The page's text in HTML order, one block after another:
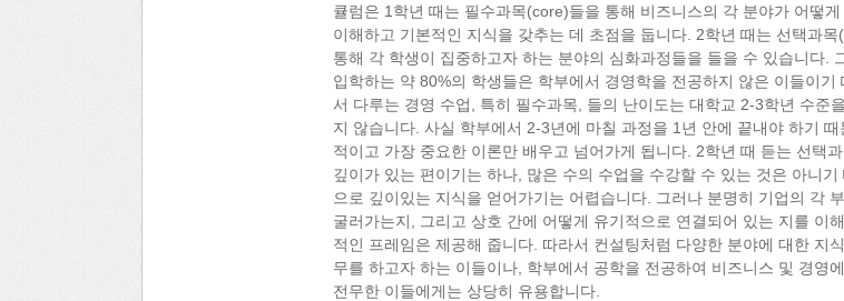
큘럼은 1학년 때는 필수과목(core)들을 통해 비즈니스의 각 분야가 어떻게
이해하고 기본적인 지식을 갖추는 데 초점을 둡니다. 2학년 때는 선택과목
통해 각 학생이 집중하고자 하는 분야의 심화과정들을 들을 수 있습니다.
입학하는 약 80%의 학생들은 학부에서 경영학을 전공하지 않은 이들이기
서 다루는 경영 수업, 특히 필수과목, 들의 난이도는 대학교 2-3학년 수준
지 않습니다. 사실 학부에서 2-3년에 마칠 과정을 1년 안에 끝내야 하기 때
적이고 가장 중요한 이론만 배우고 넘어가게 됩니다. 2학년 때 듣는 선택
깊이가 있는 편이기는 하나, 많은 수의 수업을 수강할 수 있는 것은 아니기
으로 깊이있는 지식을 얻어가기는 어렵습니다. 그러나 분명히 기업의 각
굴러가는지, 그리고 상호 간에 어떻게 유기적으로 연결되어 있는 지를 이
적인 프레임은 제공해 줍니다. 따라서 컨설팅처럼 다양한 분야에 대한 지
무를 하고자 하는 이들이나, 학부에서 공학을 전공하여 비즈니스 및 경영
전무한 이들에게는 상당히 유용합니다.